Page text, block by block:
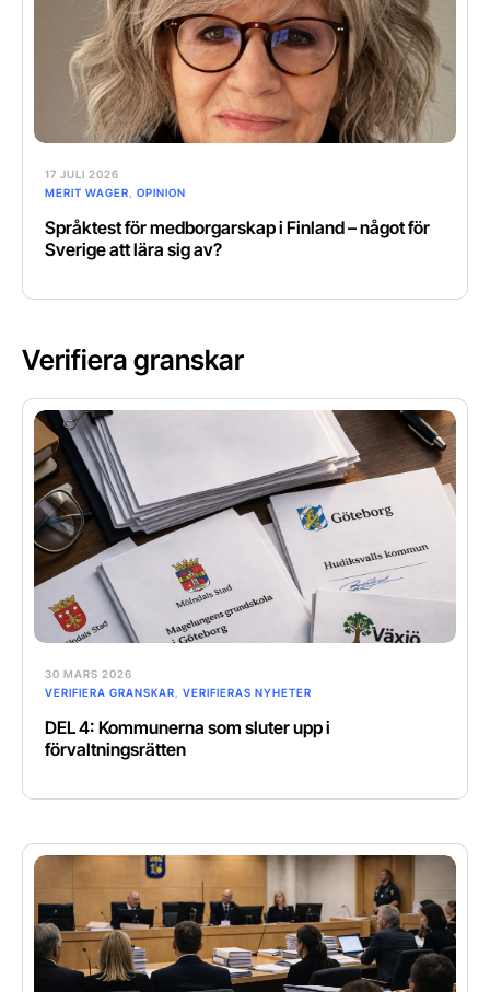
17 JULI 2026
MERIT WAGER, OPINION
Språktest för medborgarskap i Finland – något för
Sverige att lära sig av?
Verifiera granskar
30 MARS 2026
VERIFIERA GRANSKAR
VERIFIERAS NYHETER
DEL 4: Kommunerna som sluter upp i
förvaltningsrätten